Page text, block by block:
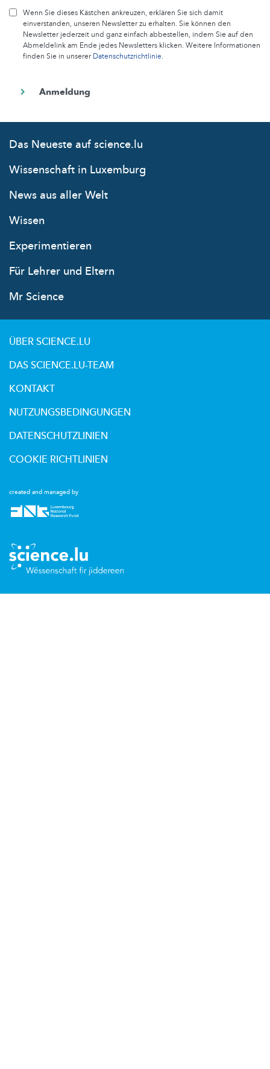
Wenn Sie dieses Kästchen ankreuzen, erklären Sie sich damit
einverstanden, unseren Newsletter zu erhalten. Sie können den
Newsletter jederzeit und ganz einfach abbestellen, indem Sie auf den
Abmeldelink am Ende jedes Newsletters klicken. Weitere Informationen
finden Sie in unsererDatenschutzrichtlinie.
Das Neueste auf science.lu
Wissenschaft in Luxemburg
News aus aller Welt
Wissen
Experimentieren
Für Lehrer und Eltern
Mr Science
created and managed by
ÜBER SCIENCE.LU
DAS SCIENCE.LU-TEAM
KONTAKT
NUTZUNGSBEDINGUNGEN
DATENSCHUTZLINIEN
COOKIE RICHTLINIEN